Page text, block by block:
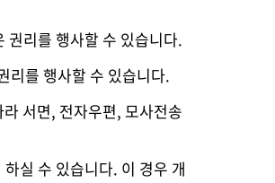
권리를 행사할 수 있습니다.
리를 행사할 수 있습니다.
서면, 전자우편, 모사전송
실 수 있습니다. 이 경우 개